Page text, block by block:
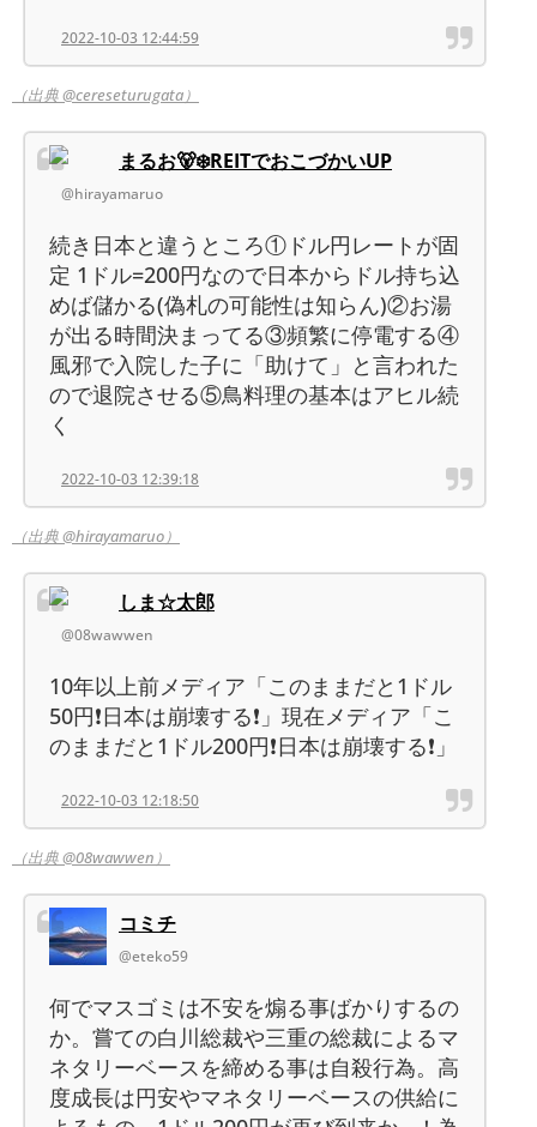
2022-10-03 12:44:59
（出典 @cereseturugata）
まるお🐻‍❄️REITでおこづかいUP
@hirayamaruo
続き日本と違うところ①ドル円レートが固
定 1ドル=200円なので日本からドル持ち込
めば儲かる(偽札の可能性は知らん)②お湯
が出る時間決まってる③頻繁に停電する④
風邪で入院した子に「助けて」と言われた
ので退院させる⑤鳥料理の基本はアヒル続
く
2022-10-03 12:39:18
（出典 @hirayamaruo）
しま☆太郎
@08wawwen
10年以上前メディア「このままだと1ドル
50円❗日本は崩壊する❗」現在メディア「こ
のままだと1ドル200円❗日本は崩壊する❗」
2022-10-03 12:18:50
（出典 @08wawwen）
コミチ
@eteko59
何でマスゴミは不安を煽る事ばかりするの
か。嘗ての白川総裁や三重の総裁によるマ
ネタリーベースを締める事は自殺行為。高
度成長は円安やマネタリーベースの供給に